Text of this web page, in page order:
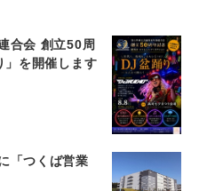
合会 創立50周
」を開催します
「つくば営業